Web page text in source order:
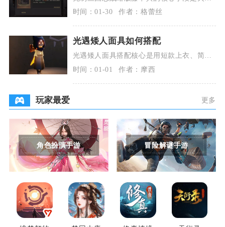
灼烧，配合骑兵兵种克制与高谋略伤害输
出，再辅以破除减
时间：01-30 作者：格蕾丝
光遇矮人面具如何搭配
光遇矮人面具搭配核心是用短款上衣、简约
斗篷与利落发型突出萌感，优先选浅色系或
大地色系，配饰
时间：01-01 作者：摩西
玩家最爱 更多
角色扮演手游 冒险解谜手游